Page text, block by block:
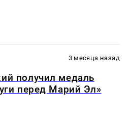
3 месяца назад
получил медаль
перед Марий Эл»